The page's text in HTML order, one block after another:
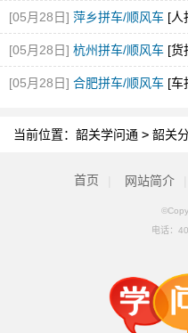
1空位
[05月28日] 萍乡拼车/顺风车 [人
[05月28日] 杭州拼车/顺风车 [货
砀山县经开区
[05月28日] 合肥拼车/顺风车 [车
当前位置： 韶关学问通 > 韶关
首页 网站简介
电话：